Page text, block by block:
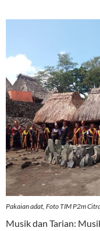
Pakaian adat, Foto TIM P2m
Musik dan Tarian: